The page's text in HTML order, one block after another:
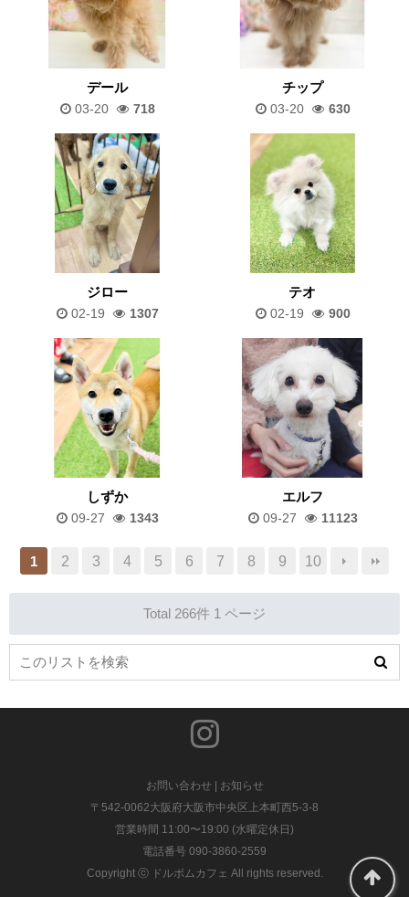
デール
03-20 718
チップ
03-20 630
ジロー
02-19 1307
テオ
02-19 900
しずか
09-27 1343
エルフ
09-27 11123
1 2 3 4 5 6 7 8 9 10
Total 266件 1 ページ
お問い合わせ | お知らせ
〒542-0062大阪府大阪市中央区上本町西5-3-8
営業時間 11:00〜19:00 (水曜定休日)
電話番号 090-3860-2559
Copyright ⓒ ドルボムカフェ All rights reserved.